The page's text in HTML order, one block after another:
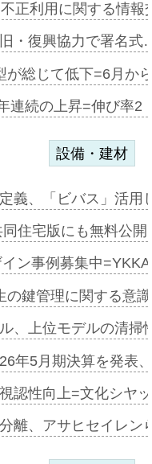
正利用に関する情
・復興協力で署名
が総じて低下=6月か
連続の上昇=伸び率
設備・建材
義、「ビバス」活
住宅版にも無料公
イン事例募集中
の鍵管理に関する意
、上位モデルの清
年5月期決算を発表
認性向上=文化シヤ
離、アサヒセイレ